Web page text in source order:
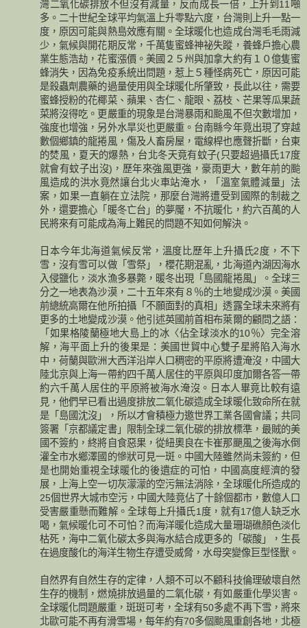
灣二氧化碳排放不但沒有減量，反而成長一倍，上升到11噸
多。二十世紀全球平均氣溫上升零點六度，台灣則上升一點一
度，原因可能與熱島效應有關。全球暖化也造成台灣毛毛雨減
少，氣候與開花期反常，千萬隻蜜蜂神祕失蹤，養蜂戶擔心農
業生態浩劫，花蜜漲價。美國２５州與加拿大約有１０億隻蜜
蜂消失，因為免疫系統出問題，惹上５種怪病死亡，原因可能
是殺蟲劑農藥的過量使用與全球暖化所肇致，長此以往，需要
蜜蜂授粉的花椰菜、蘋果、杏仁、龍眼、荔枝、芒果等瓜果蔬
菜將沒得吃。更嚴重的現象是台灣暴雨和颱風不但次數增加，
強度也增強，另外水旱災也更嚴重。台南縣今年竟出現了穿越
數個鄉鎮的龍捲風，傷及人畜房屋，電線桿也應聲折斷，台東
的焚風，夏天的爆熱，台北冬天竟有蚊子(只要超過攝氏17度
就會有蚊子出沒)，歷年來強風更強，豪雨更大，數年前的颱
風造成的洪水竟然讓台北火車站淹水，「溫室氣體減量」法
案，如果一直躺在立法院，那麼台灣將遭受到國際的制裁之
外，還要擔心「暖冬亡台」的夢魘，不抗暖化，約六百萬的人
民將來有可能成為海上難民的問題不知如何解決。
日本今年北海道氣候反常，溫度比歷年上升攝氏2度，不下
雪，沒有雪可以做「雪祭」，櫻花期混亂，北海道內湖因海水
入侵鹽化，淡水漁多暴斃，暖冬出現「島國龍捲風」。全球三
分之一地表為沙漠，二十五年來有８％的土地變成沙漠。美國
前總統高爾在他所拍攝「不願面對的真相」透露全球未來將有
更多的土地變成沙漠。他引述英國前首相布萊爾的顧問之語：
「如果格陵蘭極地大島上的冰〈佔全球淡水的10％〉完全溶
解，海平面上升的後果是：美國世貿中心雙子星將陷入海水
中，荷蘭與歐洲大西洋沿岸人口稠密的平原將遭淹沒，中國大
陸北京與上海一帶約四千萬人居住的平原與印度加爾各答一帶
約六千萬人居住的平原將被海水淹沒。日本人畢竟比較有遠
見，他們早已看出過度排放二氧化碳造成全球暖化致命所在就
是「島國沈沒」，所以才會積極力邀世界工業各國會議；共同
簽署「京都議定書」限制全球二氧化碳的排放標準，最賊的美
國不簽約，終將自食惡果，從紐奧良在卡崔那颶風之後海水倒
灌全市水鄉澤國的慘狀可見一斑。中國大陸雖然尚未簽約，但
是也開始重視全球暖化的後遺症的可怕，中國高度經濟的發
展，上海上空一切灰濛濛的空污無法消除，全球暖化所造成的
25個世界大城市空污，中國大陸竟佔了十餘個都市，數億人口
受害嚴重懸而難解。全球每上升攝氏1度，就有17億人缺乏水
喝，氣候暖化可不可怕？而海洋暖化造成大量珊瑚礁顏色淡化
枯死，海中二氧化碳太多與海水結合成更多的「碳酸」，生長
在過度酸化的海洋生物生存遭受威脅，水母突變像巨型怪獸。
自然界有自然生存的定律，人類不可以不顧科技倫理破壞自然
生存的機制，燃燒排放過量的二氧化碳，有如嚴重化學災害。
全球暖化問題嚴重，斑斑可考，全球有50多處不再下雪，將來
北歐可能不再有滑雪場，每年約有70多個颱風重創各地，北極